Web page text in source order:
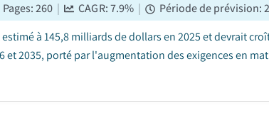
Pages:260 | CAGR:7.9% | Période de prévision:
à 145,8 milliards de dollars en 2025 et devrait
et 2035, porté par l'augmentation des exigences en